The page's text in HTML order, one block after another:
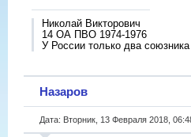
Николай Викторович
14 ОА ПВО 1974-1976
У России только два
Назаров
Дата: Вторник, 13 Февраля 2018,